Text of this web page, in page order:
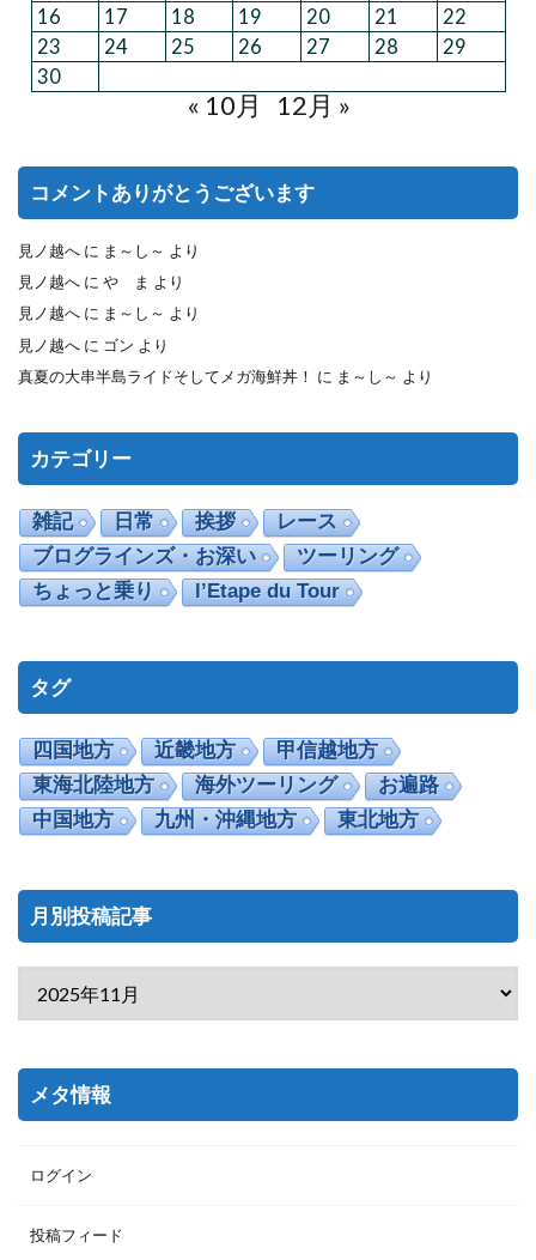
16 17 18 19 20 21
22
23
24 25 26 27 28
29
30
« 10月 12月 »
コメントありがとうございます
見ノ越へ に ま～し～ より
見ノ越へ に や ま より
見ノ越へ に ま～し～ より
見ノ越へ に ゴン より
真夏の大串半島ライドそしてメガ海鮮丼！ に ま～し～ より
カテゴリー
雑記 日常 挨拶
レース
ブログラインズ・お深い
ツーリング
ちょっと乗り
l’Etape du Tour
タグ
四国地方 近畿地方
甲信越地方
東海北陸地方
海外ツーリング
お遍路
中国地方
九州・沖縄地方 東北地方
月別投稿記事
メタ情報
ログイン
投稿フィード